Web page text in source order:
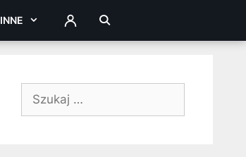
INNE ZALOGUJ
Szukaj: